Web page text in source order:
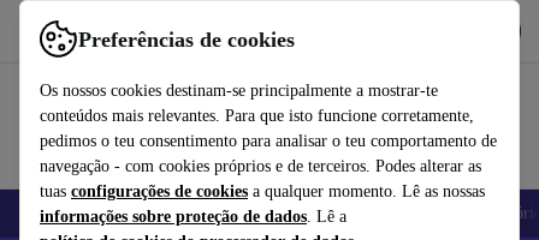
Preferências de cookies
Os nossos cookies destinam-se principalmente a mostrar-te
conteúdos mais relevantes. Para que isto funcione corretamente,
pedimos o teu consentimento para analisar o teu comportamento de
navegação - com cookies próprios e de terceiros. Podes alterar as
tuas configurações de cookies a qualquer momento. Lê as nossas
informações sobre proteção de dados. Lê a
Use o refurbed de forma rápida e fácil
Telemóveis Computadores Portáteis Tablets